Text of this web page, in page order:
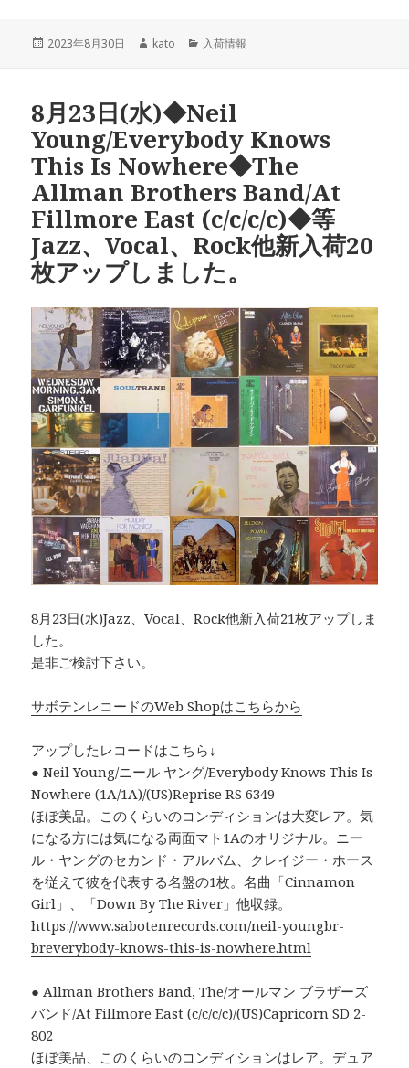
投
2023年8月30日
作
kato
カ
ー
入荷情報
8月23日(水)◆Neil
Young/Everybody Knows
This Is Nowhere◆The
Allman Brothers Band/At
Fillmore East (c/c/c/c)◆等
Jazz、Vocal、Rock他新入荷20
枚アップしました。
8月23日(水)Jazz、Vocal、Rock他新入荷21枚アップしま
した。
是非ご検討下さい。
サボテンレコードのWeb Shopはこちらから
アップしたレコードはこちら↓
● Neil Young/ニール ヤング/Everybody Knows This Is
Nowhere (1A/1A)/(US)Reprise RS 6349
ほぼ美品。このくらいのコンディションは大変レア。気
になる方には気になる両面マト1Aのオリジナル。ニー
ル・ヤングのセカンド・アルバム、クレイジー・ホース
を従えて彼を代表する名盤の1枚。名曲「Cinnamon
Girl」、「Down By The River」他収録。
https://www.sabotenrecords.com/neil-youngbr-
breverybody-knows-this-is-nowhere.html
● Allman Brothers Band, The/オールマン ブラザーズ
バンド/At Fillmore East (c/c/c/c)/(US)Capricorn SD 2-
802
ほぼ美品、このくらいのコンディションはレア。デュア